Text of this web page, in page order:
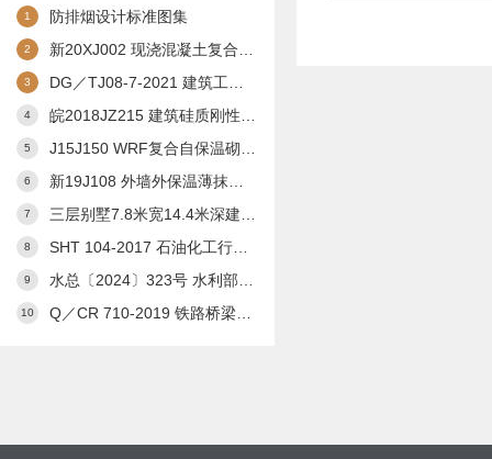
1 防排烟设计标准图集
2 新20XJ002 现浇混凝土复合外保温模板(XJJS)建筑构造
3 DG／TJ08-7-2021 建筑工程交通设计及停车库(场)设置标准(完整扫描版)
4 皖2018JZ215 建筑硅质刚性防水构造图集
5 J15J150 WRF复合自保温砌块构造
6 新19J108 外墙外保温薄抹灰系统建筑构造
7 三层别墅7.8米宽14.4米深建筑方案3
8 SHT 104-2017 石油化工行业通用图 总图运输通用图集--储罐区防火堤
9 水总〔2024〕323号 水利部关于发布《水利工程设计概（估）算编制规定》及水利工程系列定额的通知
10 Q／CR 710-2019 铁路桥梁预应力管道自动压浆系统